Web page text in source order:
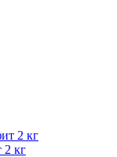
2 кг